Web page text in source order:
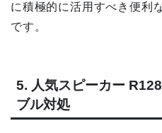
に積極的に活用すべき便利
です。
5. 人気スピーカー
ブル対処